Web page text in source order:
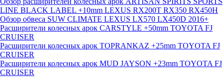
LINE BLACK LABEL +10mm LEXUS RX200T RX350 RX450H
Обзор обвеса SUW CLIMATE LEXUS LX570 LX450D 2016+
Расширители колесных арок CARSTYLE +50mm TOYOTA FJ
CRUISER
Расширители колесных арок TOPRANKAZ +25mm TOYOTA FJ
CRUISER
Расширители колесных арок MUD JAYSON +23mm TOYOTA FJ
CRUISER